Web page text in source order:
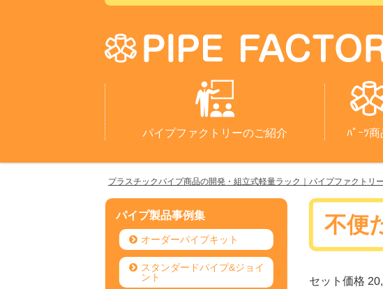
パイプファクトリーのご紹介 ﾊﾟｰﾂ商
プラスチックパイプ商品の開発・組立式軽量ラック｜パイプファクトリ
不便
セット価格
パイプ製品事例集
オーダーパイプキット
スタンダードパイプ&ジョイ
ント